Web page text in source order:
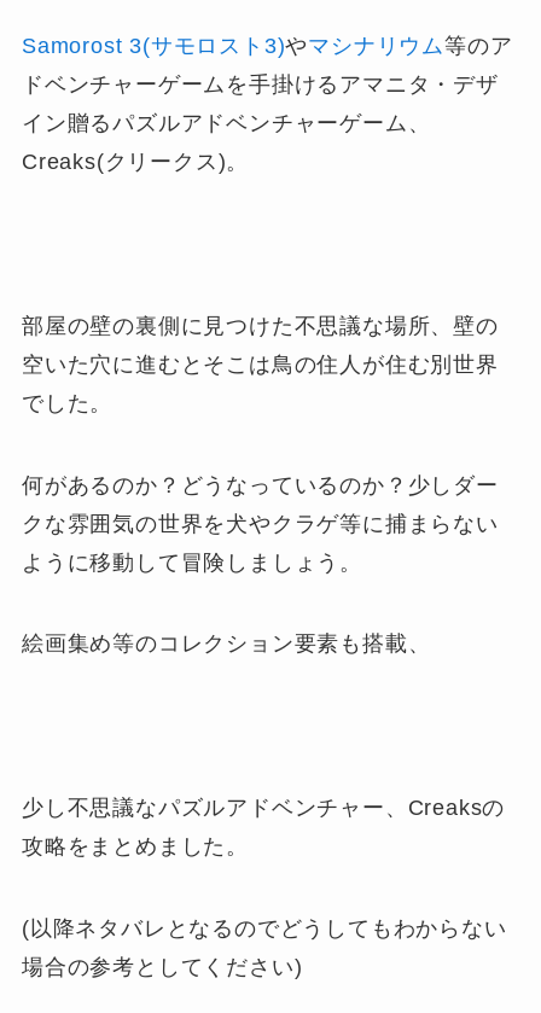
Samorost 3(サモロスト3)やマシナリウム等のア
ドベンチャーゲームを手掛けるアマニタ・デザ
イン贈るパズルアドベンチャーゲーム、
Creaks(クリークス)。
部屋の壁の裏側に見つけた不思議な場所、壁の
空いた穴に進むとそこは鳥の住人が住む別世界
でした。
何があるのか？どうなっているのか？少しダー
クな雰囲気の世界を犬やクラゲ等に捕まらない
ように移動して冒険しましょう。
絵画集め等のコレクション要素も搭載、
少し不思議なパズルアドベンチャー、Creaksの
攻略をまとめました。
(以降ネタバレとなるのでどうしてもわからない
場合の参考としてください)